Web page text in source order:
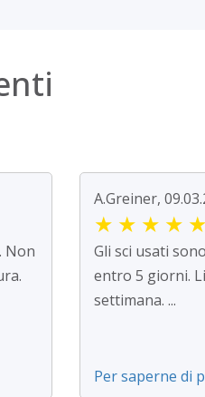
Non
A.Greiner,
★ ★ ★ ★ ★
Gli sci usati
entro 5 giorni.
settimana. ...
Per saperne di